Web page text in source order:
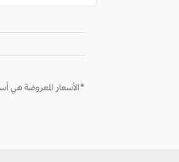
*الأسعار المعروضة هي أسعار مؤقتة تم